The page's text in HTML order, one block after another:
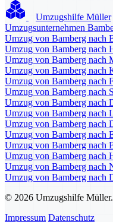
Umzugshilfe Müller
Umzugsunternehmen
Umzug von Bamberg nach
Umzug von Bamberg nach
Umzug von Bamberg nach
Umzug von Bamberg nach
Umzug von Bamberg nach
Umzug von Bamberg nach
Umzug von Bamberg nach
Umzug von Bamberg nach
Umzug von Bamberg nach
Umzug von Bamberg nach
Umzug von Bamberg nach
Umzug von Bamberg nach
Umzug von Bamberg nach
Umzug von Bamberg nach
© 2026 Umzugshilfe
Impressum Datenschutz